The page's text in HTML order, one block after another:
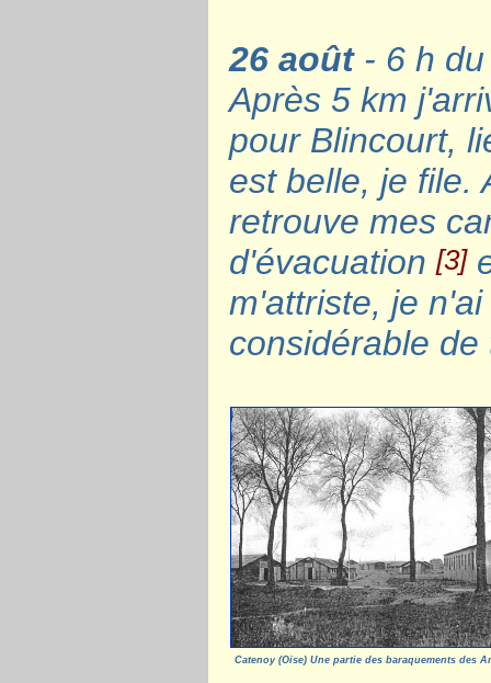
26 août- 6 h du
Après 5 km
pour Blincourt,
est belle, je file.
retrouve mes
d'évacuation[3]
m'attriste, je
considérable
Catenoy (Oise) Une partie des baraquements des